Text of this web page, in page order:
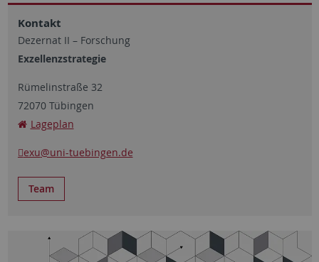
Kontakt
Dezernat II – Forschung
Exzellenzstrategie
Rümelinstraße 32
72070 Tübingen
Lageplan
exu@uni-tuebingen.de
Team